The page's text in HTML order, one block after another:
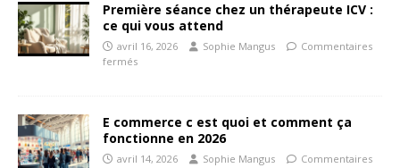
Première séance chez un thérapeute ICV :
ce qui vous attend
avril 16, 2026 Sophie Mangus
Commentaires
fermés
E commerce c est quoi et comment ça
fonctionne en 2026
avril 14, 2026 Sophie Mangus
Commentaires